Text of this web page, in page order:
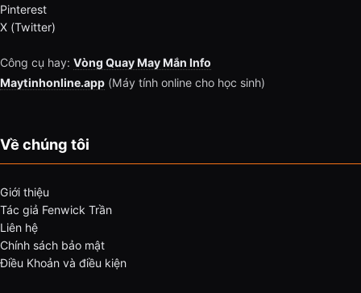
Pinterest
X (Twitter)
Công cụ hay: Vòng Quay May Mắn Info
Maytinhonline.app (Máy tính online cho học sinh)
Về chúng tôi
Giới thiệu
Tác giả Fenwick Trần
Liên hệ
Chính sách bảo mật
Điều Khoản và điều kiện